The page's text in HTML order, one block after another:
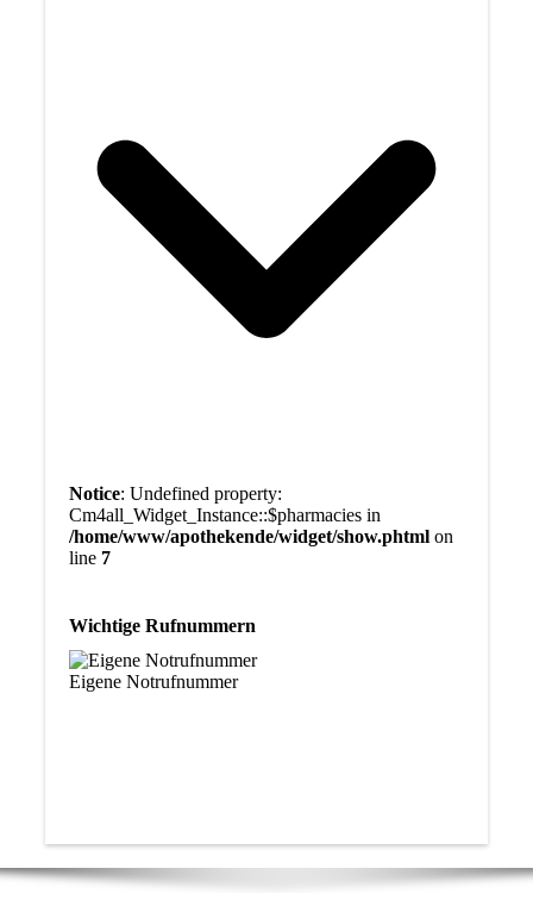
Notice: Undefined property:
Cm4all_Widget_Instance::$pharmacies in
/home/www/apothekende/widget/show.phtmlon
line 7
Wichtige Rufnummern
Eigene Notrufnummer